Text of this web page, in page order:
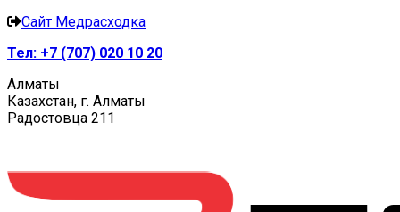
Сайт Медрасходка
Тел: +7 (707) 020 10 20
Алматы
Казахстан, г. Алматы
Радостовца 211